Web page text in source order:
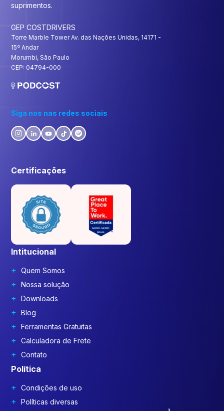
suprimentos.
GEP COSTDRIVERS
Torre Marble Tower Av. das Nações Unidas, 14171 -
15º Andar
Morumbi, São Paulo
CEP: 04794-000
Intitucional
Quem Somos
Nossa solução
Downloads
Blog
Ferramentas Gratuitas
Calculadora de Frete
Contato
Política
Condições de uso
Políticas diversas
Siga nos nas redes sociais
Certificações